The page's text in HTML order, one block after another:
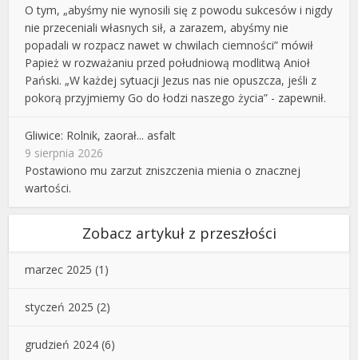
O tym, „abyśmy nie wynosili się z powodu sukcesów i nigdy
nie przeceniali własnych sił, a zarazem, abyśmy nie
popadali w rozpacz nawet w chwilach ciemności” mówił
Papież w rozważaniu przed południową modlitwą Anioł
Pański. „W każdej sytuacji Jezus nas nie opuszcza, jeśli z
pokorą przyjmiemy Go do łodzi naszego życia” - zapewnił.
Gliwice: Rolnik, zaorał... asfalt
9 sierpnia 2026
Postawiono mu zarzut zniszczenia mienia o znacznej
wartości.
Zobacz artykuł z przeszłości
marzec 2025 (1)
styczeń 2025 (2)
grudzień 2024 (6)